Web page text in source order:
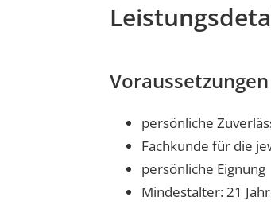
Voraussetzungen
persönliche
Fachkunde für die
persönliche Eignung
Mindestalter: 21